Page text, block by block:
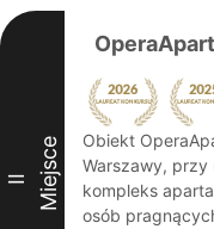
II Miejsce
OperaApart
Obiekt
Warszawy, przy
kompleks
osób